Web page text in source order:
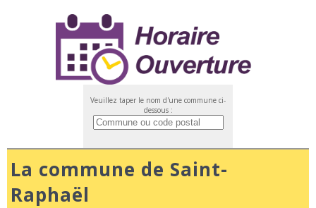
Veuillez taper le nom d'une commune ci-
dessous :
La commune de Saint-
Raphaël